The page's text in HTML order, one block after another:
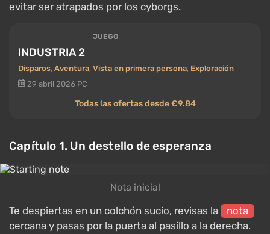
evitar ser atrapados por los cyborgs.
JUEGO
INDUSTRIA 2
Disparos, Aventura, Vista en primera persona, Exploración
29 abril 2026 PC
Todas las ofertas desde €9.84
Capítulo 1. Un destello de esperanza
Nota inicial
Te despiertas en un colchón sucio, revisas la
nota
cercana y pasas por la puerta al pasillo a la derecha.